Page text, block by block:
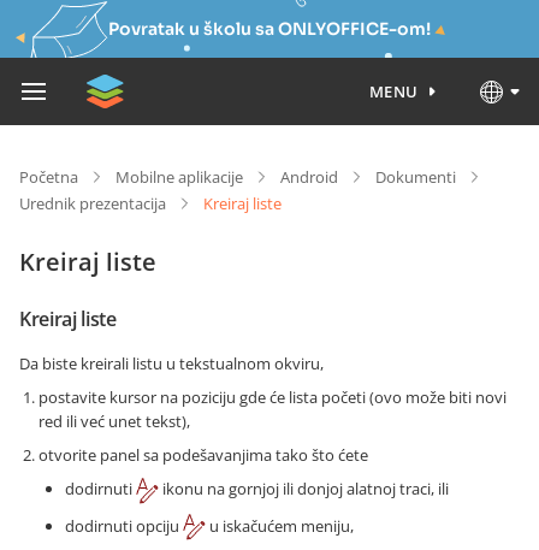
Povratak u školu sa ONLYOFFICE-om!
MENU
Početna Mobilne aplikacije Android
Dokumenti
Urednik prezentacija
Kreiraj liste
Kreiraj liste
Kreiraj liste
Da biste kreirali listu u tekstualnom okviru,
postavite kursor na poziciju gde će lista početi (ovo može biti novi
red ili već unet tekst),
otvorite panel sa podešavanjima tako što ćete
dodirnuti
ikonu na gornjoj ili donjoj alatnoj traci, ili
dodirnuti opciju
u iskačućem meniju,